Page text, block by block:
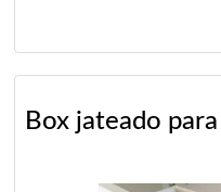
Box jateado